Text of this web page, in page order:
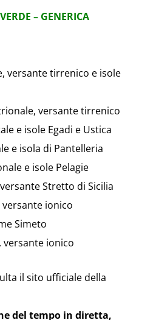
– GENERICA
versante tirrenico e isole
versante tirrenico
e isole Egadi e Ustica
e isola di Pantelleria
e isole Pelagie
Stretto di Sicilia
versante ionico
Simeto
versante ionico
il sito ufficiale della
del tempo in diretta,